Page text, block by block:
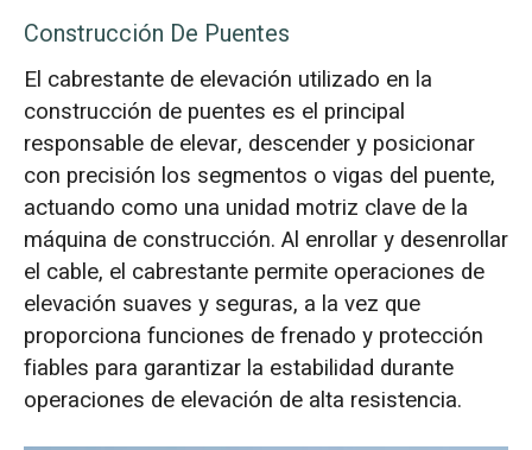
Construcción De Puentes
El cabrestante de elevación utilizado en la
construcción de puentes es el principal
responsable de elevar, descender y posicionar
con precisión los segmentos o vigas del puente,
actuando como una unidad motriz clave de la
máquina de construcción. Al enrollar y desenrollar
el cable, el cabrestante permite operaciones de
elevación suaves y seguras, a la vez que
proporciona funciones de frenado y protección
fiables para garantizar la estabilidad durante
operaciones de elevación de alta resistencia.